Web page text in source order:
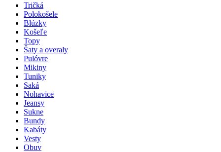
Tričká
Polokošele
Blúzky
Košeľe
Topy
Šaty a overaly
Pulóvre
Mikiny
Tuniky
Saká
Nohavice
Jeansy
Sukne
Bundy
Kabáty
Vesty
Obuv